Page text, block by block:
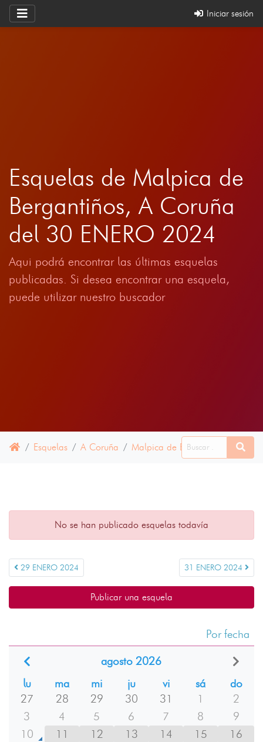
Iniciar sesión
Esquelas de Malpica de
Bergantiños, A Coruña
del 30 ENERO 2024
Aqui podrá encontrar las últimas esquelas
publicadas. Si desea encontrar una esquela,
puede utilizar nuestro buscador
Esquelas A Coruña Malpica de Bergantiños 30
No se han publicado esquelas todavía
29 ENERO 2024 31 ENERO 2024
Publicar una esquela
Por fecha
agosto 2026
lu
ma mi ju vi sá
do
27
28 29 30 31 1
2
3
4 5 6 7 8
9
10
11 12 13 14 15
16